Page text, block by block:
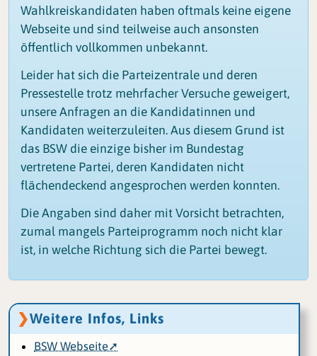
Wahlkreiskandidaten haben oftmals keine eigene
Webseite und sind teilweise auch ansonsten
öffentlich vollkommen unbekannt.
Leider hat sich die Parteizentrale und deren
Pressestelle trotz mehrfacher Versuche geweigert,
unsere Anfragen an die Kandidatinnen und
Kandidaten weiterzuleiten. Aus diesem Grund ist
das BSW die einzige bisher im Bundestag
vertretene Partei, deren Kandidaten nicht
flächendeckend angesprochen werden konnten.
Die Angaben sind daher mit Vorsicht betrachten,
zumal mangels Parteiprogramm noch nicht klar
ist, in welche Richtung sich die Partei bewegt.
Weitere Infos, Links
BSW Webseite